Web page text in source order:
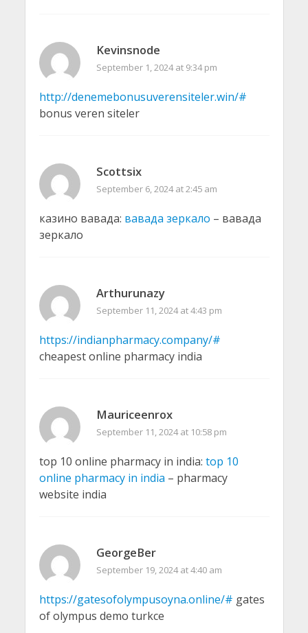
Kevinsnode
September 1, 2024 at 9:34 pm
http://denemebonusuverensiteler.win/#
bonus veren siteler
Scottsix
September 6, 2024 at 2:45 am
казино вавада: вавада зеркало – вавада
зеркало
Arthurunazy
September 11, 2024 at 4:43 pm
https://indianpharmacy.company/#
cheapest online pharmacy india
Mauriceenrox
September 11, 2024 at 10:58 pm
top 10 online pharmacy in india: top 10
online pharmacy in india – pharmacy
website india
GeorgeBer
September 19, 2024 at 4:40 am
https://gatesofolympusoyna.online/# gates
of olympus demo turkce